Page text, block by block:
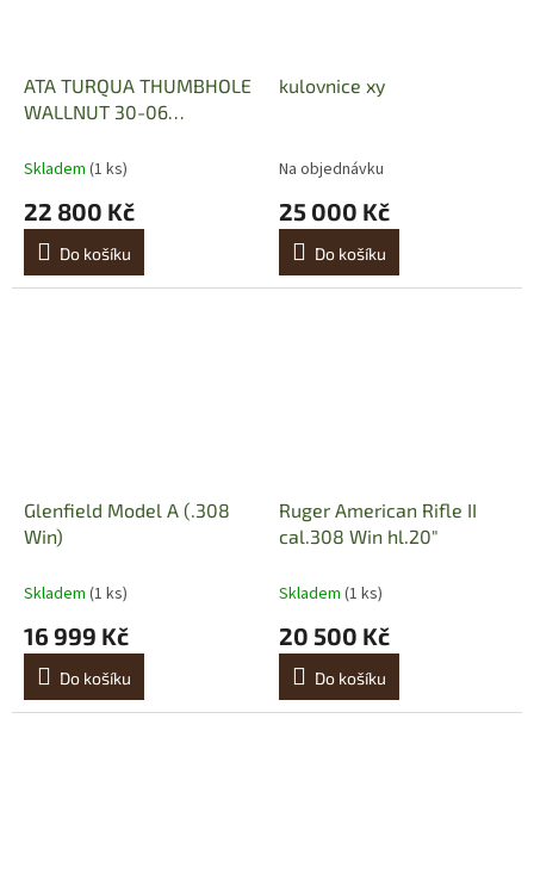
ATA TURQUA THUMBHOLE
WALLNUT 30-06
Skladem (1 ks)
22 800 Kč
Do košíku
kulovnice xy
Na objednávku
25 000 Kč
Do košíku
Glenfield Model A (.308
Win)
Skladem (1 ks)
16 999 Kč
Do košíku
Ruger American Rifle II
cal.308 Win hl.20"
Skladem (1 ks)
20 500 Kč
Do košíku